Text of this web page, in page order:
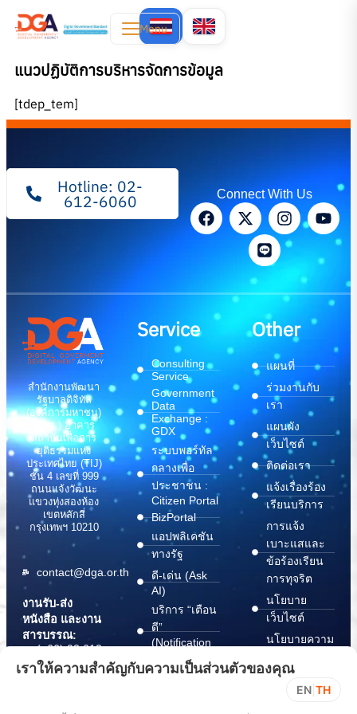
Menu
แนวปฏิบัติการบริหารจัดการข้อมูล
[tdep_tem]
Hotline: 02-
612-6060 Connect With Us
สำนักงานพัฒนา
รัฐบาลดิจิทัล
(องค์การมหาชน)
(สพร.) อาคาร
สถาบันเพื่อการ
ยุติธรรมแห่ง
ประเทศไทย (TIJ)
ชั้น 4 เลขที่ 999
ถนนแจ้งวัฒนะ
แขวงทุ่งสองห้อง
เขตหลักสี่
กรุงเทพฯ 10210
contact@dga.or.th
งานรับ-ส่ง
หนังสือ และงาน
สารบรรณ:
(+66) 02 612
6000
saraban@dga.or.th
Service
Consulting
Service
Government
Data
Exchange :
GDX
ระบบพอร์ทัล
กลางเพื่อ
ประชาชน :
Citizen Portal
BizPortal
แอปพลิเคชัน
ทางรัฐ
ดี-เด่น (Ask
AI)
บริการ “เตือน
ดี”
(Notification
บริการ
Other
แผนที่
ร่วมงานกับ
เรา
แผนผัง
เว็บไซต์
ติดต่อเรา
แจ้งเรื่องร้อง
เรียนบริการ
การแจ้ง
เบาะแสและ
ข้อร้องเรียน
การทุจริต
นโยบาย
เว็บไซต์
นโยบายความ
ปลอดภัย
สารสนเทศ
เราให้ความสำคัญกับความเป็นส่วนตัวของคุณ
EN TH